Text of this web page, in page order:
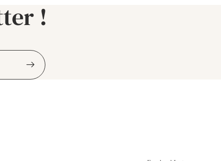
!